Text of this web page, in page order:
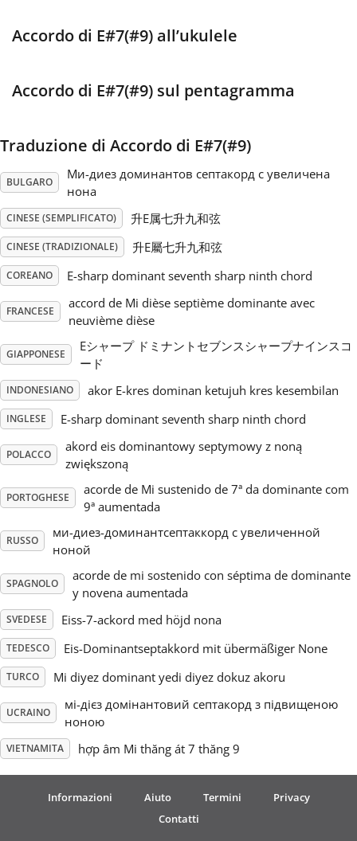
Svenska
Tiếng Việt
Türkçe
Українська
简体中文
繁體中文
Accordo di E#7(#9) all’ukulele
Accordo di E#7(#9) sul pentagramma
Traduzione di Accordo di E#7(#9)
BULGARO
Ми-диез доминантов септакорд с увеличена
нона
CINESE (SEMPLIFICATO) 升E属七升九和弦
CINESE (TRADIZIONALE) 升E屬七升九和弦
COREANO E-sharp dominant seventh sharp ninth chord
FRANCESE
accord de Mi dièse septième dominante avec
neuvième dièse
GIAPPONESE
Eシャープ ドミナントセブンスシャープナインスコ
ード
INDONESIANO akor E-kres dominan ketujuh kres kesembilan
INGLESE E-sharp dominant seventh sharp ninth chord
POLACCO
akord eis dominantowy septymowy z noną
zwiększoną
PORTOGHESE
acorde de Mi sustenido de 7ª da dominante com
9ª aumentada
RUSSO
ми-диез-доминантсептаккорд с увеличенной
ноной
SPAGNOLO
acorde de mi sostenido con séptima de dominante
y novena aumentada
SVEDESE Eiss-7-ackord med höjd nona
TEDESCO Eis-Dominantseptakkord mit übermäßiger None
TURCO Mi diyez dominant yedi diyez dokuz akoru
UCRAINO
мі-дієз домінантовий септакорд з підвищеною
ноною
VIETNAMITA hợp âm Mi thăng át 7 thăng 9
Informazioni Aiuto Termini
Privacy
Contatti